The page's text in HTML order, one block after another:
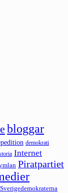
bloggar
demokrati
Internet
Piratpartiet
Sverigedemokraterna